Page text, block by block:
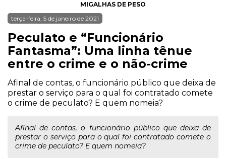
MIGALHAS DE PESO
terça-feira, 5 de janeiro de 2021
Peculato e “Funcionário
Fantasma”: Uma linha tênue
entre o crime e o não-crime
Afinal de contas, o funcionário público que deixa de
prestar o serviço para o qual foi contratado comete
o crime de peculato? E quem nomeia?
Afinal de contas, o funcionário público que deixa de
prestar o serviço para o qual foi contratado comete o
crime de peculato? E quem nomeia?